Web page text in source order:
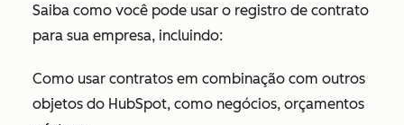
Saiba como você pode usar o registro de contrato
para sua empresa, incluindo:
Como usar contratos em combinação com outros
objetos do HubSpot, como negócios, orçamentos